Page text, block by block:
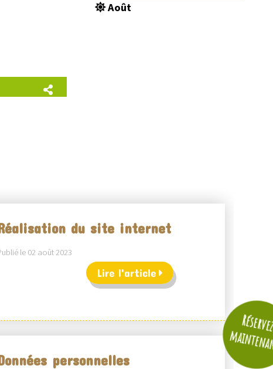
Août
du site internet
le 02 août 2023
Lire l'article
personnelles